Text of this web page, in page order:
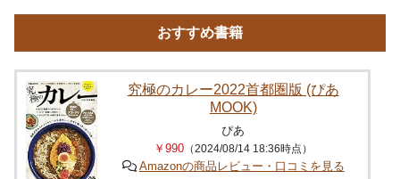
おすすめ書籍
究極のカレー2022首都圏版 (ぴあ
MOOK)
ぴあ
￥990 （2024/08/14 18:36時点）
Amazonの商品レビュー・口コミを見る